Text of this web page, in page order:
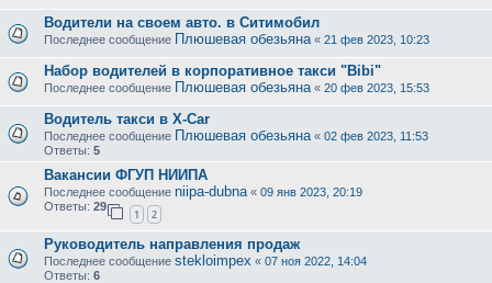
Водители на своем авто. в Ситимобил
Последнее сообщение Плюшевая обезьяна « 21 фев 2023, 10:23
Набор водителей в корпоративное такси "Bibi"
Последнее сообщение Плюшевая обезьяна « 20 фев 2023, 15:53
Водитель такси в X-Car
Последнее сообщение Плюшевая обезьяна « 02 фев 2023, 11:53
Ответы: 5
Вакансии ФГУП НИИПА
Последнее сообщение niipa-dubna « 09 янв 2023, 20:19
Ответы: 29
1 2
Руководитель направления продаж
Последнее сообщение stekloimpex « 07 ноя 2022, 14:04
Ответы: 6